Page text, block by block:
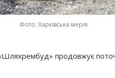
Фото: Харківська мерія
продовжує